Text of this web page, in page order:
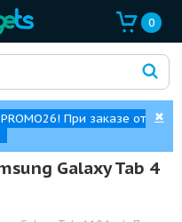
0
При заказе от
✖
Galaxy Tab 4